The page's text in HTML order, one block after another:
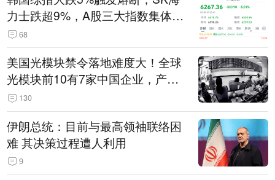
力士跌超9%，A股三大指数集体低
开 68
美国光模块禁令落地难度大！全球
光模块前10有7家中国企业，产业
界人士：想“脱钩”并不容易
130
伊朗总统：目前与最高领袖联络困
难 其决策过程遭人利用
9